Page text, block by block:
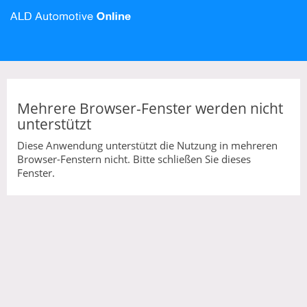
Mehrere Browser-Fenster werden nicht
unterstützt
Diese Anwendung unterstützt die Nutzung in mehreren
Browser-Fenstern nicht. Bitte schließen Sie dieses
Fenster.